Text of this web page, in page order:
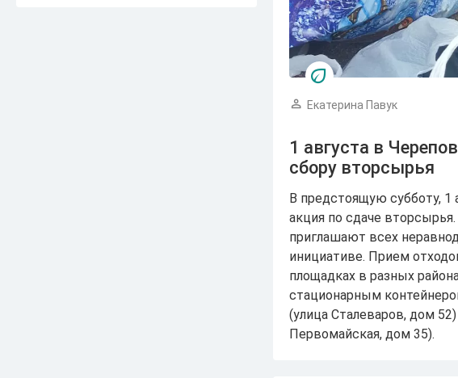
Екатерина Павук
1 августа в
сбору вторсырья
В предстоящую субботу, 1
акция по сдаче
приглашают всех
инициативе. Прием
площадках в разных
стационарным
(улица Сталеваров, дом
Первомайская, дом 35).